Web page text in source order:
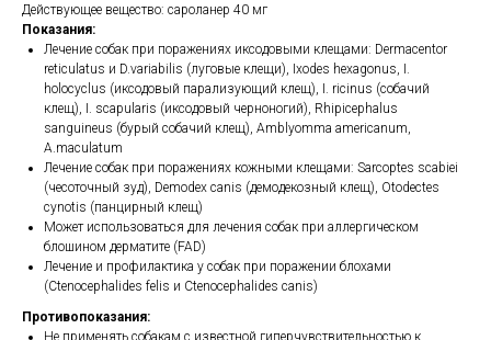
Действующее вещество: сароланер 40 мг
Показания:
Лечение собак при поражениях иксодовыми клещами: Dermacentor
reticulatus и D.variabilis (луговые клещи), Ixodes hexagonus, I.
holocyclus (иксодовый парализующий клещ), I. ricinus (собачий
клещ), I. scapularis (иксодовый черноногий), Rhipicephalus
sanguineus (бурый собачий клещ), Amblyomma americanum,
A.maculatum
Лечение собак при поражениях кожными клещами: Sarcoptes scabiei
(чесоточный зуд), Demodex canis (демодекозный клещ), Otodectes
cynotis (панцирный клещ)
Может использоваться для лечения собак при аллергическом
блошином дерматите (FAD)
Лечение и профилактика у собак при поражении блохами
(Ctenocephalides felis и Ctenocephalides canis)
Противопоказания: